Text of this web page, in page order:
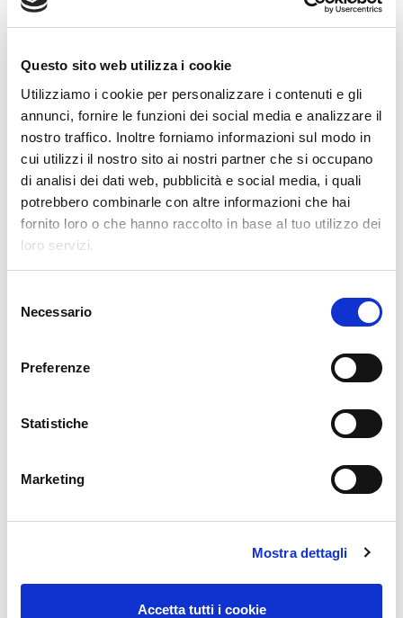
Questo sito web utilizza i cookie
Utilizziamo i cookie per personalizzare i contenuti e gli
annunci, fornire le funzioni dei social media e analizzare il
nostro traffico. Inoltre forniamo informazioni sul modo in
cui utilizzi il nostro sito ai nostri partner che si occupano
di analisi dei dati web, pubblicità e social media, i quali
potrebbero combinarle con altre informazioni che hai
fornito loro o che hanno raccolto in base al tuo utilizzo dei
loro servizi.
Necessario
Preferenze
Statistiche
Marketing
Mostra dettagli
Accetta tutti i cookie
OPERATION UNIT ROBOTICS & E-
LE POSIZIONI APERTE
AUMENTANO. I LAVORATORI
QUALIFICATI NO.
CATEGORIE
CLEVERTECH WORLD
MARKET INSIGHT
TECHNOLOGY
TAGS